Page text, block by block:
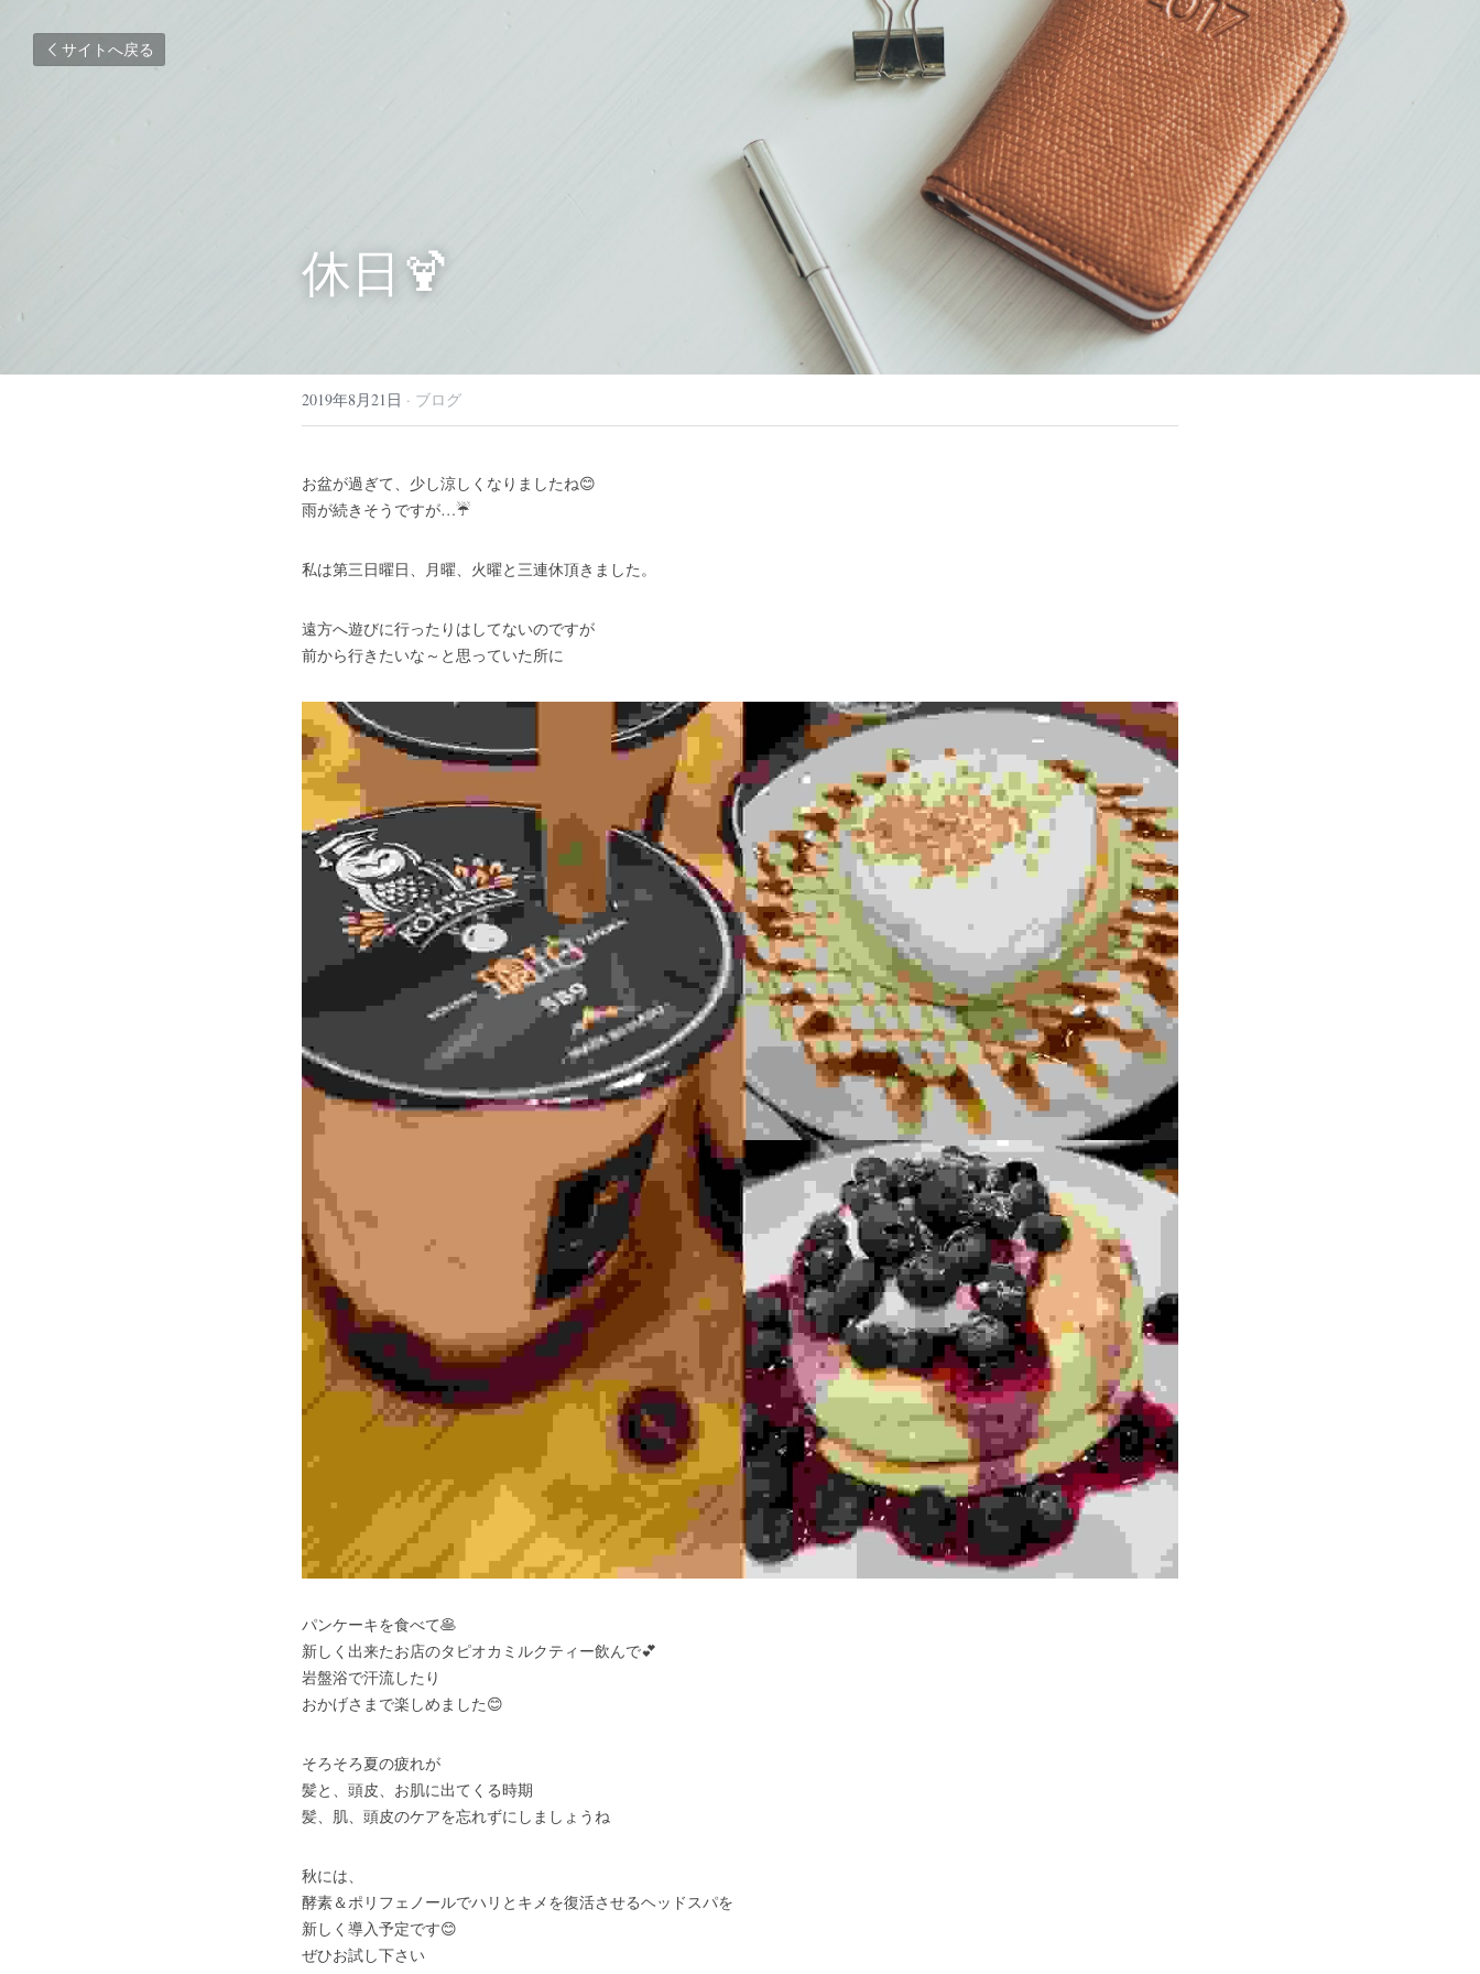
サイトへ戻る
休日🍹
2019年8月21日 · ブログ
お盆が過ぎて、少し涼しくなりましたね😊
雨が続きそうですが…☔
私は第三日曜日、月曜、火曜と三連休頂きました。
遠方へ遊びに行ったりはしてないのですが
前から行きたいな～と思っていた所に
パンケーキを食べて🥞
新しく出来たお店のタピオカミルクティー飲んで💕
岩盤浴で汗流したり
おかげさまで楽しめました😊
そろそろ夏の疲れが
髪と、頭皮、お肌に出てくる時期
髪、肌、頭皮のケアを忘れずにしましょうね
秋には、
酵素＆ポリフェノールでハリとキメを復活させるヘッドスパを
新しく導入予定です😊
ぜひお試し下さい